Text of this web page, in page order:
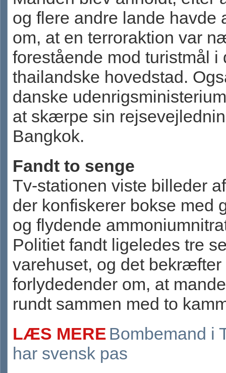
og flere andre lande havde
om, at en terroraktion var
forestående mod turistmål i
thailandske hovedstad.
danske
at skærpe sin
Bangkok.
Fandt to senge
Tv-stationen viste billeder
der konfiskerer bokse med
og flydende
Politiet fandt ligeledes tre
varehuset, og det bekræfter
forlydedender om, at
rundt sammen med to
LÆS MERE Bombemand i
har svensk pas